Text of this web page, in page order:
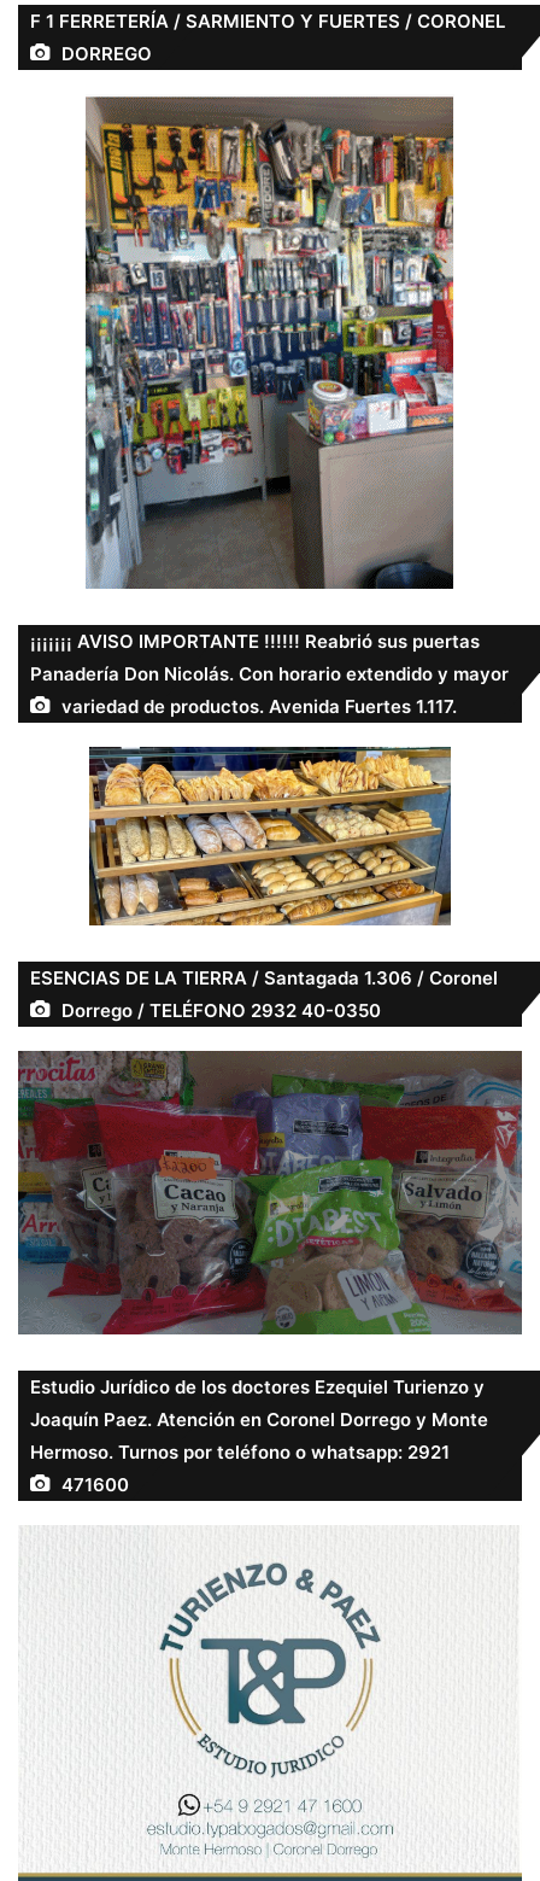
F 1 FERRETERÍA / SARMIENTO Y FUERTES / CORONEL
DORREGO
¡¡¡¡¡¡¡ AVISO IMPORTANTE !!!!!! Reabrió sus puertas
Panadería Don Nicolás. Con horario extendido y mayor
variedad de productos. Avenida Fuertes 1.117.
ESENCIAS DE LA TIERRA / Santagada 1.306 / Coronel
Dorrego / TELÉFONO 2932 40-0350
Estudio Jurídico de los doctores Ezequiel Turienzo y
Joaquín Paez. Atención en Coronel Dorrego y Monte
Hermoso. Turnos por teléfono o whatsapp: 2921
471600